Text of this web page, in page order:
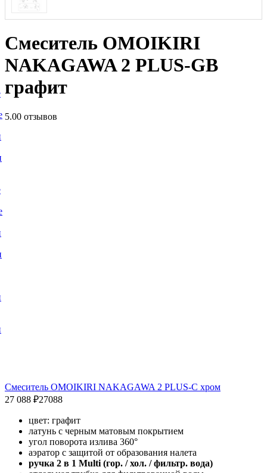
Смеситель OMOIKIRI
NAKAGAWA 2 PLUS-GB
графит
5.00 отзывов
Смеситель OMOIKIRI NAKAGAWA 2 PLUS-C хром
27 088 ₽27088
цвет: графит
латунь с черным матовым покрытием
угол поворота излива 360°
аэратор с защитой от образования налета
ручка 2 в 1 Multi (гор. / хол. / фильтр. вода)